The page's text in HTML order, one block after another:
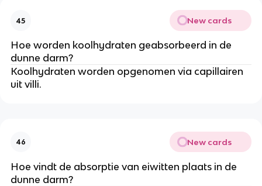
45 New cards
Hoe worden koolhydraten geabsorbeerd in de
dunne darm?
Koolhydraten worden opgenomen via capillairen
uit villi.
46 New cards
Hoe vindt de absorptie van eiwitten plaats in de
dunne darm?